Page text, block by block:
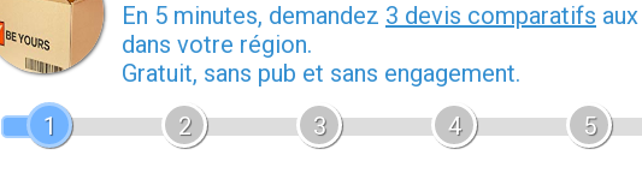
En 5 minutes, demandez 3 devis comparatifs aux
dans votre région.
Gratuit, sans pub et sans engagement.
1
2 3 4 5